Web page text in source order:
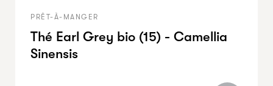
PRÊT-À-MANGER
Thé Earl Grey bio (15) - Camellia
Sinensis